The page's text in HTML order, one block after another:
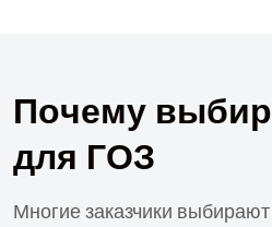
Почему выбир
для ГОЗ
Многие заказчики выбирают